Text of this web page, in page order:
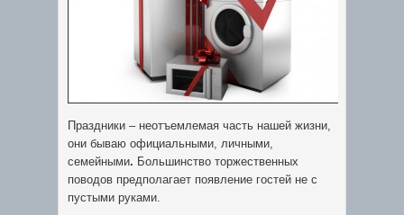
Праздники – неотъемлемая часть нашей жизни,
они бываю официальными, личными,
семейными. Большинство торжественных
поводов предполагает появление гостей не с
пустыми руками.